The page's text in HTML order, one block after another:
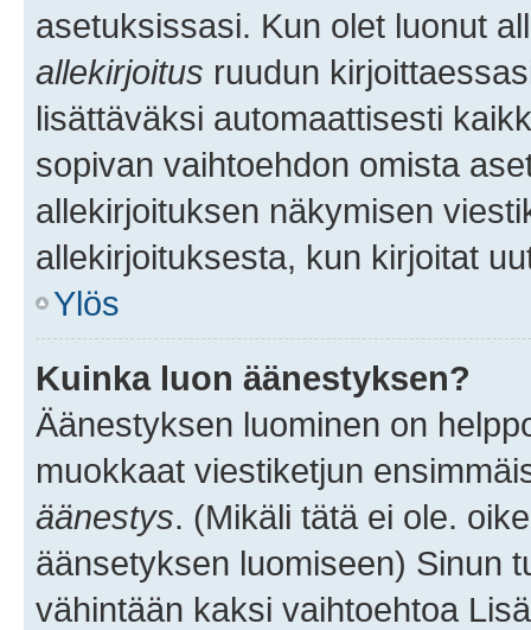
asetuksissasi. Kun olet luonut
allekirjoitus ruudun
lisättäväksi automaattisesti
sopivan vaihtoehdon omista
allekirjoituksen näkymisen
allekirjoituksesta, kun kirjoitat
Ylös
Kuinka luon äänestyksen?
Äänestyksen luominen on
muokkaat viestiketjun
äänestys. (Mikäli tätä ei ole.
äänsetyksen luomiseen) Sinun
vähintään kaksi vaihtoehtoa